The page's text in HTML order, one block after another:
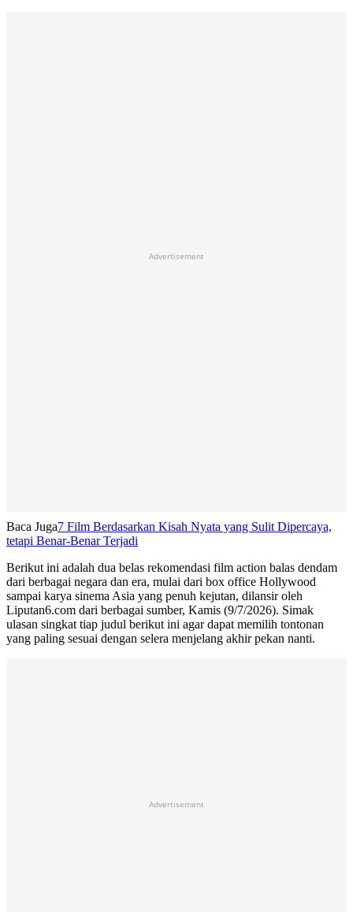
Advertisement
Baca Juga7 Film Berdasarkan Kisah Nyata yang Sulit Dipercaya,
tetapi Benar-Benar Terjadi
Berikut ini adalah dua belas rekomendasi film action balas dendam
dari berbagai negara dan era, mulai dari box office Hollywood
sampai karya sinema Asia yang penuh kejutan, dilansir oleh
Liputan6.com dari berbagai sumber, Kamis (9/7/2026). Simak
ulasan singkat tiap judul berikut ini agar dapat memilih tontonan
yang paling sesuai dengan selera menjelang akhir pekan nanti.
Advertisement